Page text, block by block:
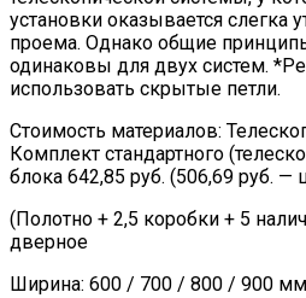
установки оказывается слегка
проема. Однако общие
одинаковы для двух систем.
использовать скрытые петли.
Стоимость материалов:
Комплект стандартного
блока 642,85 руб. (506,69 руб. —
(Полотно + 2,5 коробки + 5
дверное
Ширина: 600 / 700 / 800 / 900 мм